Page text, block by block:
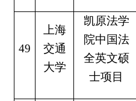
49
上海
交通
大学
凯原法学
院中国法
全英文硕
士项目